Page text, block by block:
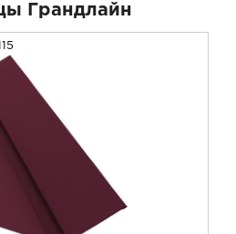
Грандлайн